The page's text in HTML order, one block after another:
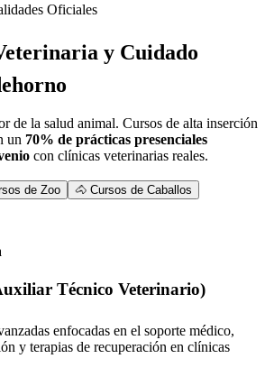
Oficiales
y Cuidado
de la salud animal. Cursos de alta inserción
un 70% de prácticas presenciales
con clínicas veterinarias reales.
de Zoo
🐴 Cursos de Caballos
Técnico Veterinario)
enfocadas en el soporte médico,
y terapias de recuperación en clínicas